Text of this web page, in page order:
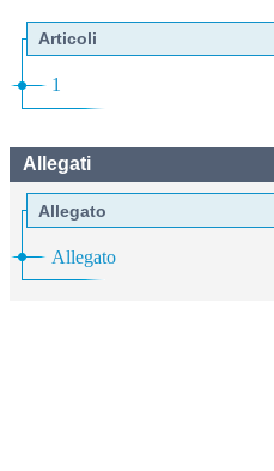
Articoli
1
Allegati
Allegato
Allegato